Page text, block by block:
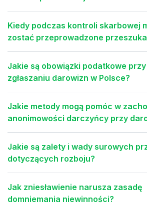
Kiedy podczas kontroli skarbowej
zostać przeprowadzone
Jakie są obowiązki podatkowe przy
zgłaszaniu darowizn w Polsce?
Jakie metody mogą pomóc w
anonimowości darczyńcy przy
Jakie są zalety i wady surowych
dotyczących rozboju?
Jak zniesławienie narusza zasadę
domniemania niewinności?